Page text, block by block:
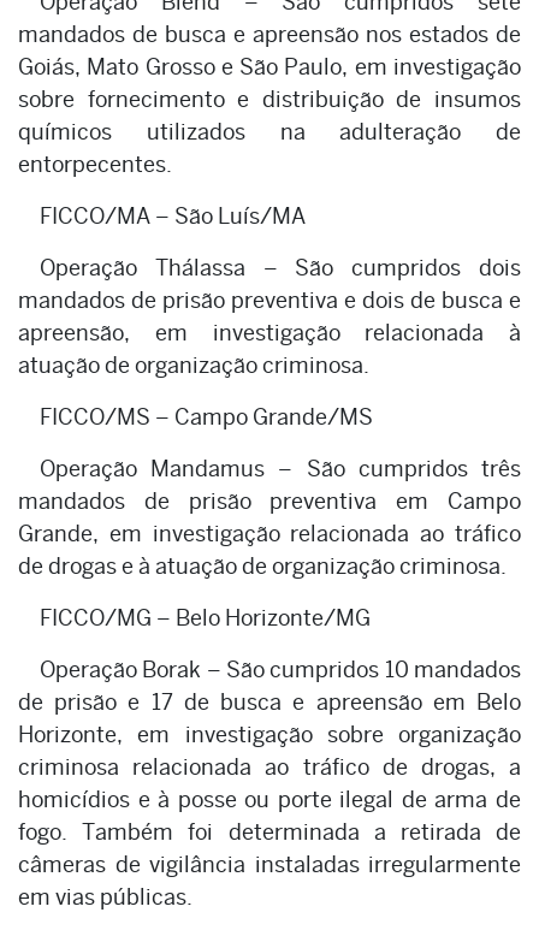
mandados de busca e apreensão nos estados de
Goiás, Mato Grosso e São Paulo, em investigação
sobre fornecimento e distribuição de insumos
químicos utilizados na adulteração de
entorpecentes.
FICCO/MA – São Luís/MA
Operação Thálassa – São cumpridos dois
mandados de prisão preventiva e dois de busca e
apreensão, em investigação relacionada à
atuação de organização criminosa.
FICCO/MS – Campo Grande/MS
Operação Mandamus – São cumpridos três
mandados de prisão preventiva em Campo
Grande, em investigação relacionada ao tráfico
de drogas e à atuação de organização criminosa.
FICCO/MG – Belo Horizonte/MG
Operação Borak – São cumpridos 10 mandados
de prisão e 17 de busca e apreensão em Belo
Horizonte, em investigação sobre organização
criminosa relacionada ao tráfico de drogas, a
homicídios e à posse ou porte ilegal de arma de
fogo. Também foi determinada a retirada de
câmeras de vigilância instaladas irregularmente
em vias públicas.